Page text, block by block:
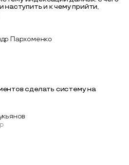
наступить и к чему прийти,
Пархоменко
сделать систему на